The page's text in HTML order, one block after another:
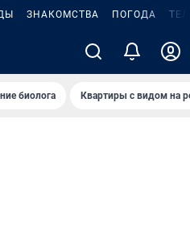
ЗНАКОМСТВА ПОГОДА
биолога Квартиры с видом на